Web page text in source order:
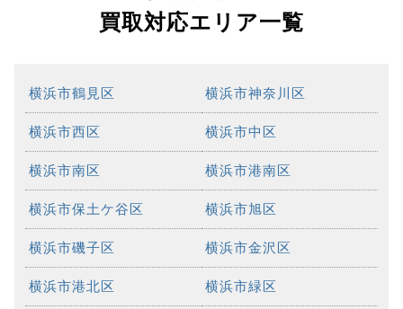
買取対応エリア一覧
横浜市鶴見区 横浜市神奈川区
横浜市西区 横浜市中区
横浜市南区 横浜市港南区
横浜市保土ケ谷区 横浜市旭区
横浜市磯子区 横浜市金沢区
横浜市港北区 横浜市緑区